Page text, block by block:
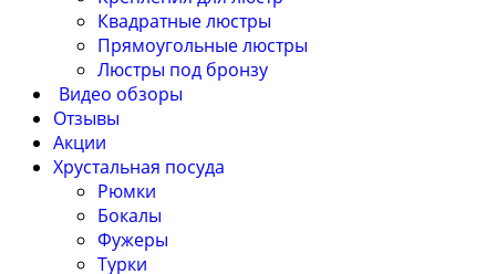
Квадратные люстры
Прямоугольные люстры
Люстры под бронзу
Видео обзоры
Отзывы
Акции
Хрустальная посуда
Рюмки
Бокалы
Фужеры
Турки